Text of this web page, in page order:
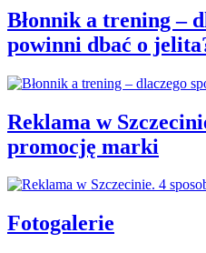
Błonnik a trening –
powinni dbać o
Reklama w
promocję marki
Fotogalerie